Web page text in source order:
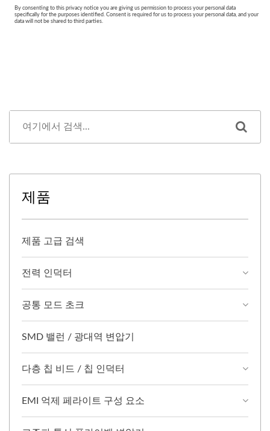
제품
제품 고급 검색
전력 인덕터
공통 모드 초크
SMD 밸런 / 광대역 변압기
다층 칩 비드 / 칩 인덕터
EMI 억제 페라이트 구성 요소